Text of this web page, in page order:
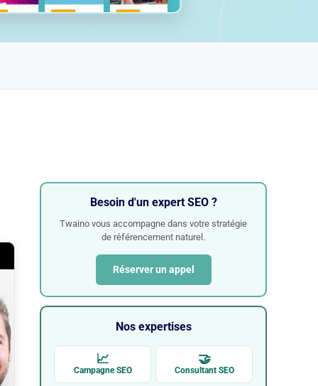
Besoin d'un expert SEO ?
Twaino vous accompagne dans votre stratégie
de référencement naturel.
Réserver un appel
Nos expertises
📈
Campagne SEO
🤝
Consultant SEO